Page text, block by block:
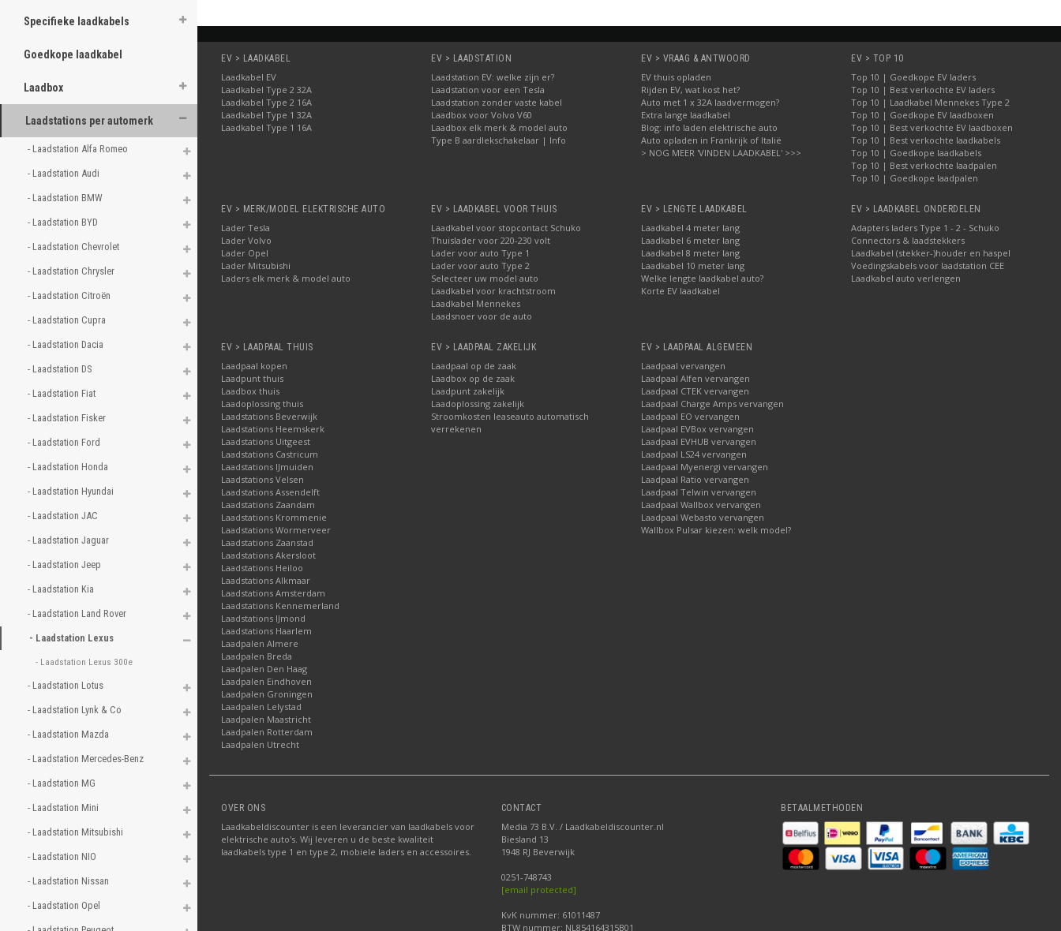
Specifieke laadkabels
Goedkope laadkabel
Laadbox
Laadstations per automerk
- Laadstation Alfa Romeo
- Laadstation Audi
- Laadstation BMW
- Laadstation BYD
- Laadstation Chevrolet
- Laadstation Chrysler
- Laadstation Citroën
- Laadstation Cupra
- Laadstation Dacia
- Laadstation DS
- Laadstation Fiat
- Laadstation Fisker
- Laadstation Ford
- Laadstation Honda
- Laadstation Hyundai
- Laadstation JAC
- Laadstation Jaguar
- Laadstation Jeep
- Laadstation Kia
- Laadstation Land Rover
- Laadstation Lexus
- Laadstation Lexus 300e
- Laadstation Lotus
- Laadstation Lynk & Co
- Laadstation Mazda
- Laadstation Mercedes-Benz
- Laadstation MG
- Laadstation Mini
- Laadstation Mitsubishi
- Laadstation NIO
- Laadstation Nissan
- Laadstation Opel
EV > LAADKABEL
Laadkabel EV
Laadkabel Type 2 32A
Laadkabel Type 2 16A
Laadkabel Type 1 32A
Laadkabel Type 1 16A
EV > LAADSTATION
Laadstation EV: welke zijn er?
Laadstation voor een Tesla
Laadstation zonder vaste kabel
Laadbox voor Volvo V60
Laadbox elk merk & model auto
Type B aardlekschakelaar | Info
EV > VRAAG & ANTWOORD
EV thuis opladen
Rijden EV, wat kost het?
Auto met 1 x 32A laadvermogen?
Extra lange laadkabel
Blog: info laden elektrische auto
Auto opladen in Frankrijk of Italië
> NOG MEER 'VINDEN LAADKABEL' >>>
EV > TOP 10
Top 10 | Goedkope EV laders
Top 10 | Best verkochte EV laders
Top 10 | Laadkabel Mennekes Type 2
Top 10 | Goedkope EV laadboxen
Top 10 | Best verkochte EV laadboxen
Top 10 | Best verkochte laadkabels
Top 10 | Goedkope laadkabels
Top 10 | Best verkochte laadpalen
Top 10 | Goedkope laadpalen
EV > MERK/MODEL ELEKTRISCHE AUTO
Lader Tesla
Lader Volvo
Lader Opel
Lader Mitsubishi
Laders elk merk & model auto
EV > LAADKABEL VOOR THUIS
Laadkabel voor stopcontact Schuko
Thuislader voor 220-230 volt
Lader voor auto Type 1
Lader voor auto Type 2
Selecteer uw model auto
Laadkabel voor krachtstroom
Laadkabel Mennekes
Laadsnoer voor de auto
EV > LENGTE LAADKABEL
Laadkabel 4 meter lang
Laadkabel 6 meter lang
Laadkabel 8 meter lang
Laadkabel 10 meter lang
Welke lengte laadkabel auto?
Korte EV laadkabel
EV > LAADKABEL ONDERDELEN
Adapters laders Type 1 - 2 - Schuko
Connectors & laadstekkers
Laadkabel (stekker-)houder en haspel
Voedingskabels voor laadstation CEE
Laadkabel auto verlengen
EV > LAADPAAL THUIS
Laadpaal kopen
Laadpunt thuis
Laadbox thuis
Laadoplossing thuis
Laadstations Beverwijk
Laadstations Heemskerk
Laadstations Uitgeest
Laadstations Castricum
Laadstations IJmuiden
Laadstations Velsen
Laadstations Assendelft
Laadstations Zaandam
Laadstations Krommenie
Laadstations Wormerveer
Laadstations Zaanstad
Laadstations Akersloot
Laadstations Heiloo
Laadstations Alkmaar
Laadstations Amsterdam
Laadstations Kennemerland
Laadstations IJmond
Laadstations Haarlem
Laadpalen Almere
Laadpalen Breda
Laadpalen Den Haag
Laadpalen Eindhoven
Laadpalen Groningen
Laadpalen Lelystad
Laadpalen Maastricht
Laadpalen Rotterdam
Laadpalen Utrecht
EV > LAADPAAL ZAKELIJK
Laadpaal op de zaak
Laadbox op de zaak
Laadpunt zakelijk
Laadoplossing zakelijk
Stroomkosten leaseauto automatisch
verrekenen
EV > LAADPAAL ALGEMEEN
Laadpaal vervangen
Laadpaal Alfen vervangen
Laadpaal CTEK vervangen
Laadpaal Charge Amps vervangen
Laadpaal EO vervangen
Laadpaal EVBox vervangen
Laadpaal EVHUB vervangen
Laadpaal LS24 vervangen
Laadpaal Myenergi vervangen
Laadpaal Ratio vervangen
Laadpaal Telwin vervangen
Laadpaal Wallbox vervangen
Laadpaal Webasto vervangen
Wallbox Pulsar kiezen: welk model?
OVER ONS
Laadkabeldiscounter is een leverancier van laadkabels voor
elektrische auto's. Wij leveren u de beste kwaliteit
laadkabels type 1 en type 2, mobiele laders en accessoires.
CONTACT
Media 73 B.V. / Laadkabeldiscounter.nl
Biesland 13
1948 RJ Beverwijk
0251-748743
[email protected]
KvK nummer: 61011487
BTW nummer: NL854164315B01
BETAALMETHODEN